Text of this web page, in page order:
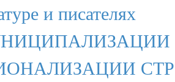
и писателях